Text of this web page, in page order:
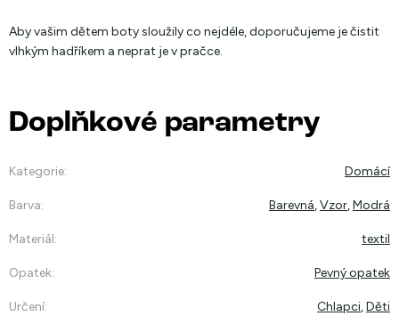
Aby vašim dětem boty sloužily co nejdéle, doporučujeme je čistit
vlhkým hadříkem a neprat je v pračce.
Doplňkové parametry
Kategorie: Domácí
Barva: Barevná,Vzor,Modrá
Materiál: textil
Opatek: Pevný opatek
Určení: Chlapci,Děti